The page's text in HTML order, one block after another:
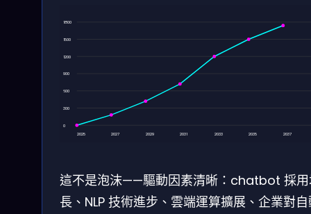
0
300
600
900
1200
1500
1800
2025 2027 2029 2031 2033 2035 2037
這不是泡沫——驅動因素清晰：chatbot 採
長、NLP 技術進步、雲端運算擴展、企業對